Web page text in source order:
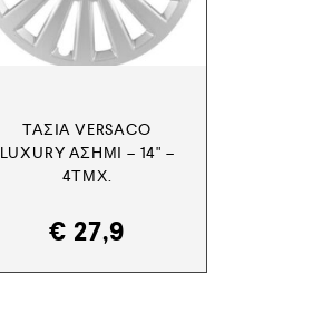
ΤΆΣΙΑ VERSACO
LUXURY ΑΣΗΜΊ – 14" –
4ΤΜΧ.
€ 27,9